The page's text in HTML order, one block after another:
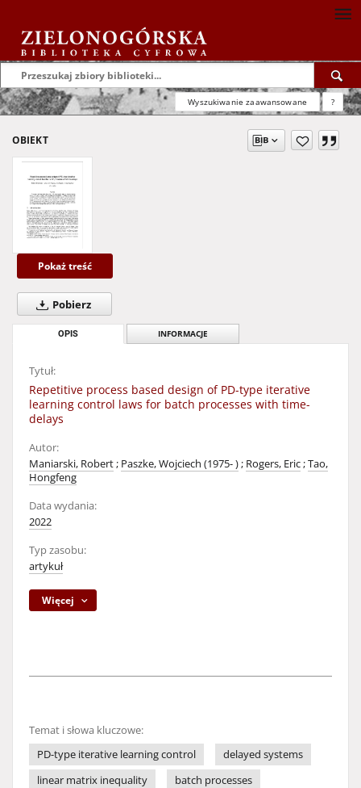
Wyszukiwanie zaawansowane ?
OBIEKT
Pokaż treść
Pobierz
OPIS INFORMACJE
Tytuł:
Repetitive process based design of PD-type iterative
learning control laws for batch processes with time-
delays
Autor:
Maniarski, Robert; Paszke, Wojciech (1975- ); Rogers, Eric;Tao,
Hongfeng
Data wydania:
2022
Typ zasobu:
artykuł
Więcej
Temat i słowa kluczowe:
PD-type iterative learning control
delayed systems
linear matrix inequality
batch processes